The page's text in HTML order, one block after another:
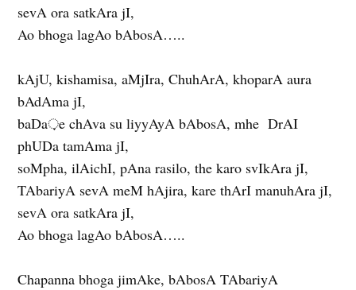
sevA ora satkAra jI,
Ao bhoga lagAo bAbosA…..
kAjU, kishamisa, aMjIra, ChuhArA, khoparA aura
bAdAma jI,
baDa़e chAva su liyyAyA bAbosA, mhe DrAI
phUDa tamAma jI,
soMpha, ilAichI, pAna rasilo, the karo svIkAra jI,
TAbariyA sevA meM hAjira, kare thArI manuhAra jI,
sevA ora satkAra jI,
Ao bhoga lagAo bAbosA…..
Chapanna bhoga jimAke, bAbosA TAbariyA